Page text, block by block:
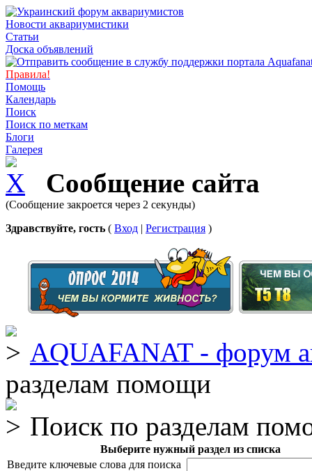
Новости аквариумистики
Статьи
Доска объявлений
Правила!
Помощь
Календарь
Поиск
Поиск по меткам
Блоги
Галерея
Сообщение сайта
(Сообщение закроется через 2 секунды)
Здравствуйте, гость ( Вход | Регистрация )
AQUAFANAT - форум
разделам помощи
Поиск по разделам
Выберите нужный раздел из списка
Введите ключевые слова для поиска